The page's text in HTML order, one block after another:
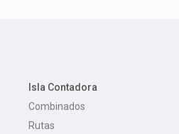
Isla Contadora
Combinados
Rutas